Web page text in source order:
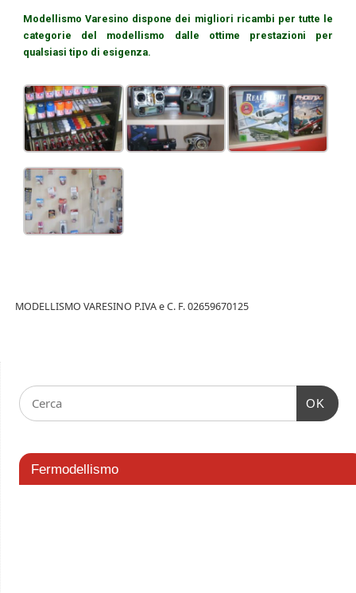
Modellismo Varesino dispone dei migliori ricambi per tutte le
categorie del modellismo dalle ottime prestazioni per
qualsiasi tipo di esigenza.
MODELLISMO VARESINO P.IVA e C. F. 02659670125
OK
Fermodellismo